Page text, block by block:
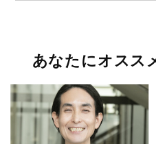
あなたにオスス